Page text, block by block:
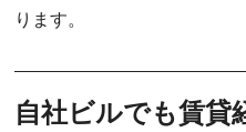
ります。
自社ビルでも賃貸